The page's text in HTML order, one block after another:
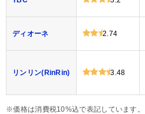
ディオーネ 2.74
リンリン(RinRin) 3.48
※価格は消費税10%込で表記しています。